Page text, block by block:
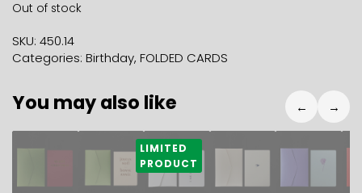
Out of stock
SKU: 450.14
Categories: Birthday, FOLDED CARDS
You may also like
5,90 5,90€
LIMITED
PRODUCT
5,90 5,90
← →